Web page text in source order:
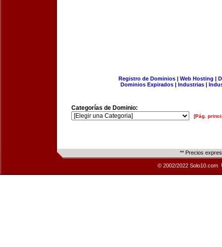
Registro de Dominios| Web Hosting |
Dominios Expirados | Industrias |
Categorías de Dominio:
[Pág.
** Precios
© 2002/2022 Solo10.com